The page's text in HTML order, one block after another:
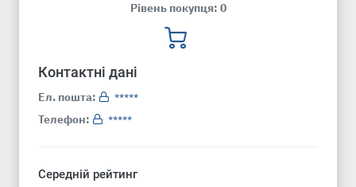
Рівень покупця: 0
Контактні дані
Ел. пошта:
*****
Телефон:
*****
Середній рейтинг